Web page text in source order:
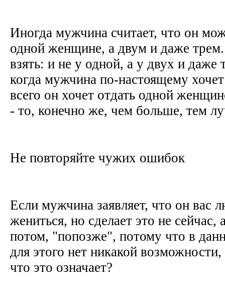
Иногда мужчина считает, что он
одной женщине, а двум и даже
взять: и не у одной, а у двух и даже
когда мужчина по-настоящему
всего он хочет отдать одной
- то, конечно же, чем больше, тем
Не повторяйте чужих ошибок
Если мужчина заявляет, что он вас
жениться, но сделает это не сейчас,
потом, "попозже", потому что в
для этого нет никакой
что это означает?